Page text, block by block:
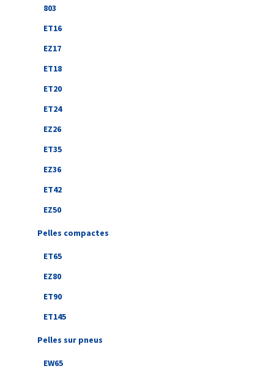
803
ET16
EZ17
ET18
ET20
ET24
EZ26
ET35
EZ36
ET42
EZ50
Pelles compactes
ET65
EZ80
ET90
ET145
Pelles sur pneus
EW65